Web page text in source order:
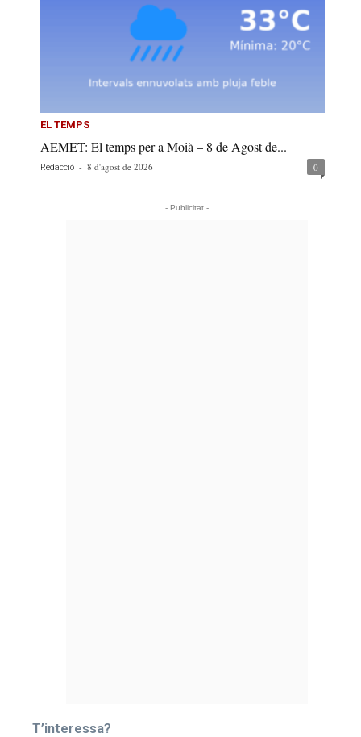
EL TEMPS
AEMET: El temps per a Moià – 8 de Agost de...
Redacció - 8 d'agost de 2026 0
- Publicitat -
T’interessa?